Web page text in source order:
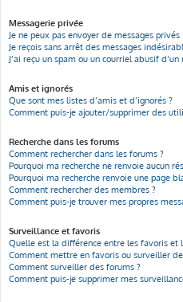
Messagerie privée
Je ne peux pas envoyer de messages privés
Je reçois sans arrêt des messages
J’ai reçu un spam ou un courriel abusif
Amis et ignorés
Que sont mes listes d’amis et d’ignorés ?
Comment puis-je ajouter/supprimer des
Recherche dans les forums
Comment rechercher dans les forums ?
Pourquoi ma recherche ne renvoie aucun
Pourquoi ma recherche renvoie une page
Comment rechercher des membres ?
Comment puis-je trouver mes propres
Surveillance et favoris
Quelle est la différence entre les favoris et
Comment mettre en favoris ou surveiller
Comment surveiller des forums ?
Comment puis-je supprimer mes